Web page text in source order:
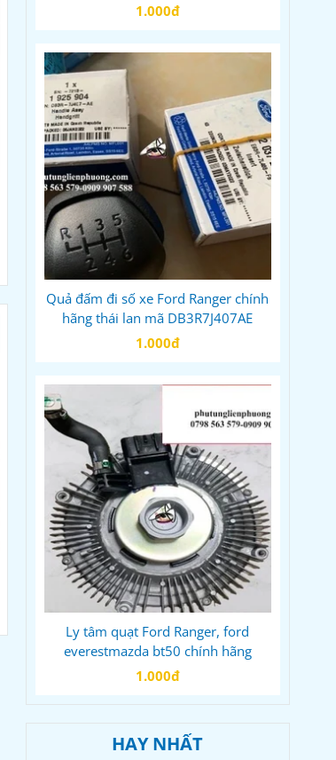
1.000đ
Quả đấm đi số xe Ford Ranger chính
hãng thái lan mã DB3R7J407AE
1.000đ
Ly tâm quạt Ford Ranger, ford
everestmazda bt50 chính hãng
1.000đ
HAY NHẤT